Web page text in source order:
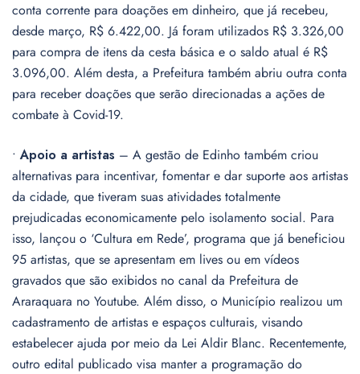
conta corrente para doações em dinheiro, que já recebeu,
desde março, R$ 6.422,00. Já foram utilizados R$ 3.326,00
para compra de itens da cesta básica e o saldo atual é R$
3.096,00. Além desta, a Prefeitura também abriu outra conta
para receber doações que serão direcionadas a ações de
combate à Covid-19.
•Apoio a artistas – A gestão de Edinho também criou
alternativas para incentivar, fomentar e dar suporte aos artistas
da cidade, que tiveram suas atividades totalmente
prejudicadas economicamente pelo isolamento social. Para
isso, lançou o ‘Cultura em Rede’, programa que já beneficiou
95 artistas, que se apresentam em lives ou em vídeos
gravados que são exibidos no canal da Prefeitura de
Araraquara no Youtube. Além disso, o Município realizou um
cadastramento de artistas e espaços culturais, visando
estabelecer ajuda por meio da Lei Aldir Blanc. Recentemente,
outro edital publicado visa manter a programação do